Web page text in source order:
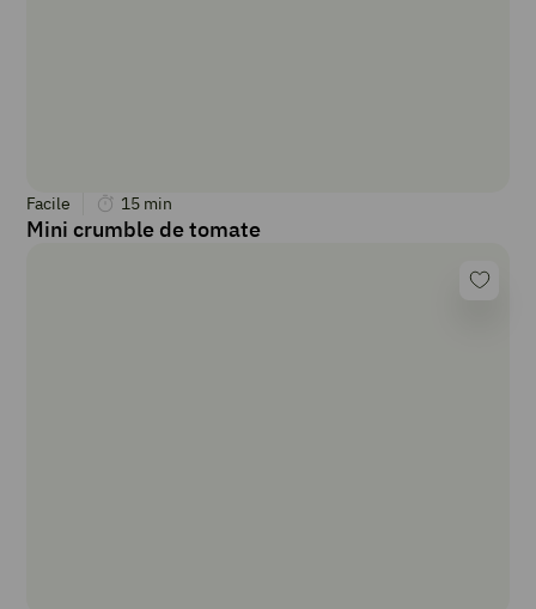
Facile 15 min
Mini crumble de tomate